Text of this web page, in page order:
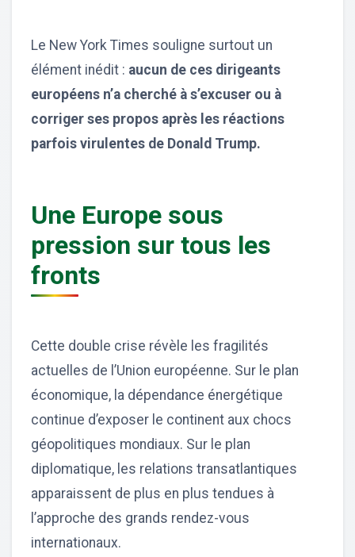
Le New York Times souligne surtout un
élément inédit : aucun de ces dirigeants
européens n’a cherché à s’excuser ou à
corriger ses propos après les réactions
parfois virulentes de Donald Trump.
Une Europe sous
pression sur tous les
fronts
Cette double crise révèle les fragilités
actuelles de l’Union européenne. Sur le plan
économique, la dépendance énergétique
continue d’exposer le continent aux chocs
géopolitiques mondiaux. Sur le plan
diplomatique, les relations transatlantiques
apparaissent de plus en plus tendues à
l’approche des grands rendez-vous
internationaux.